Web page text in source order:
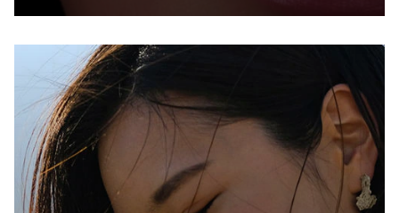
moisturized skin.